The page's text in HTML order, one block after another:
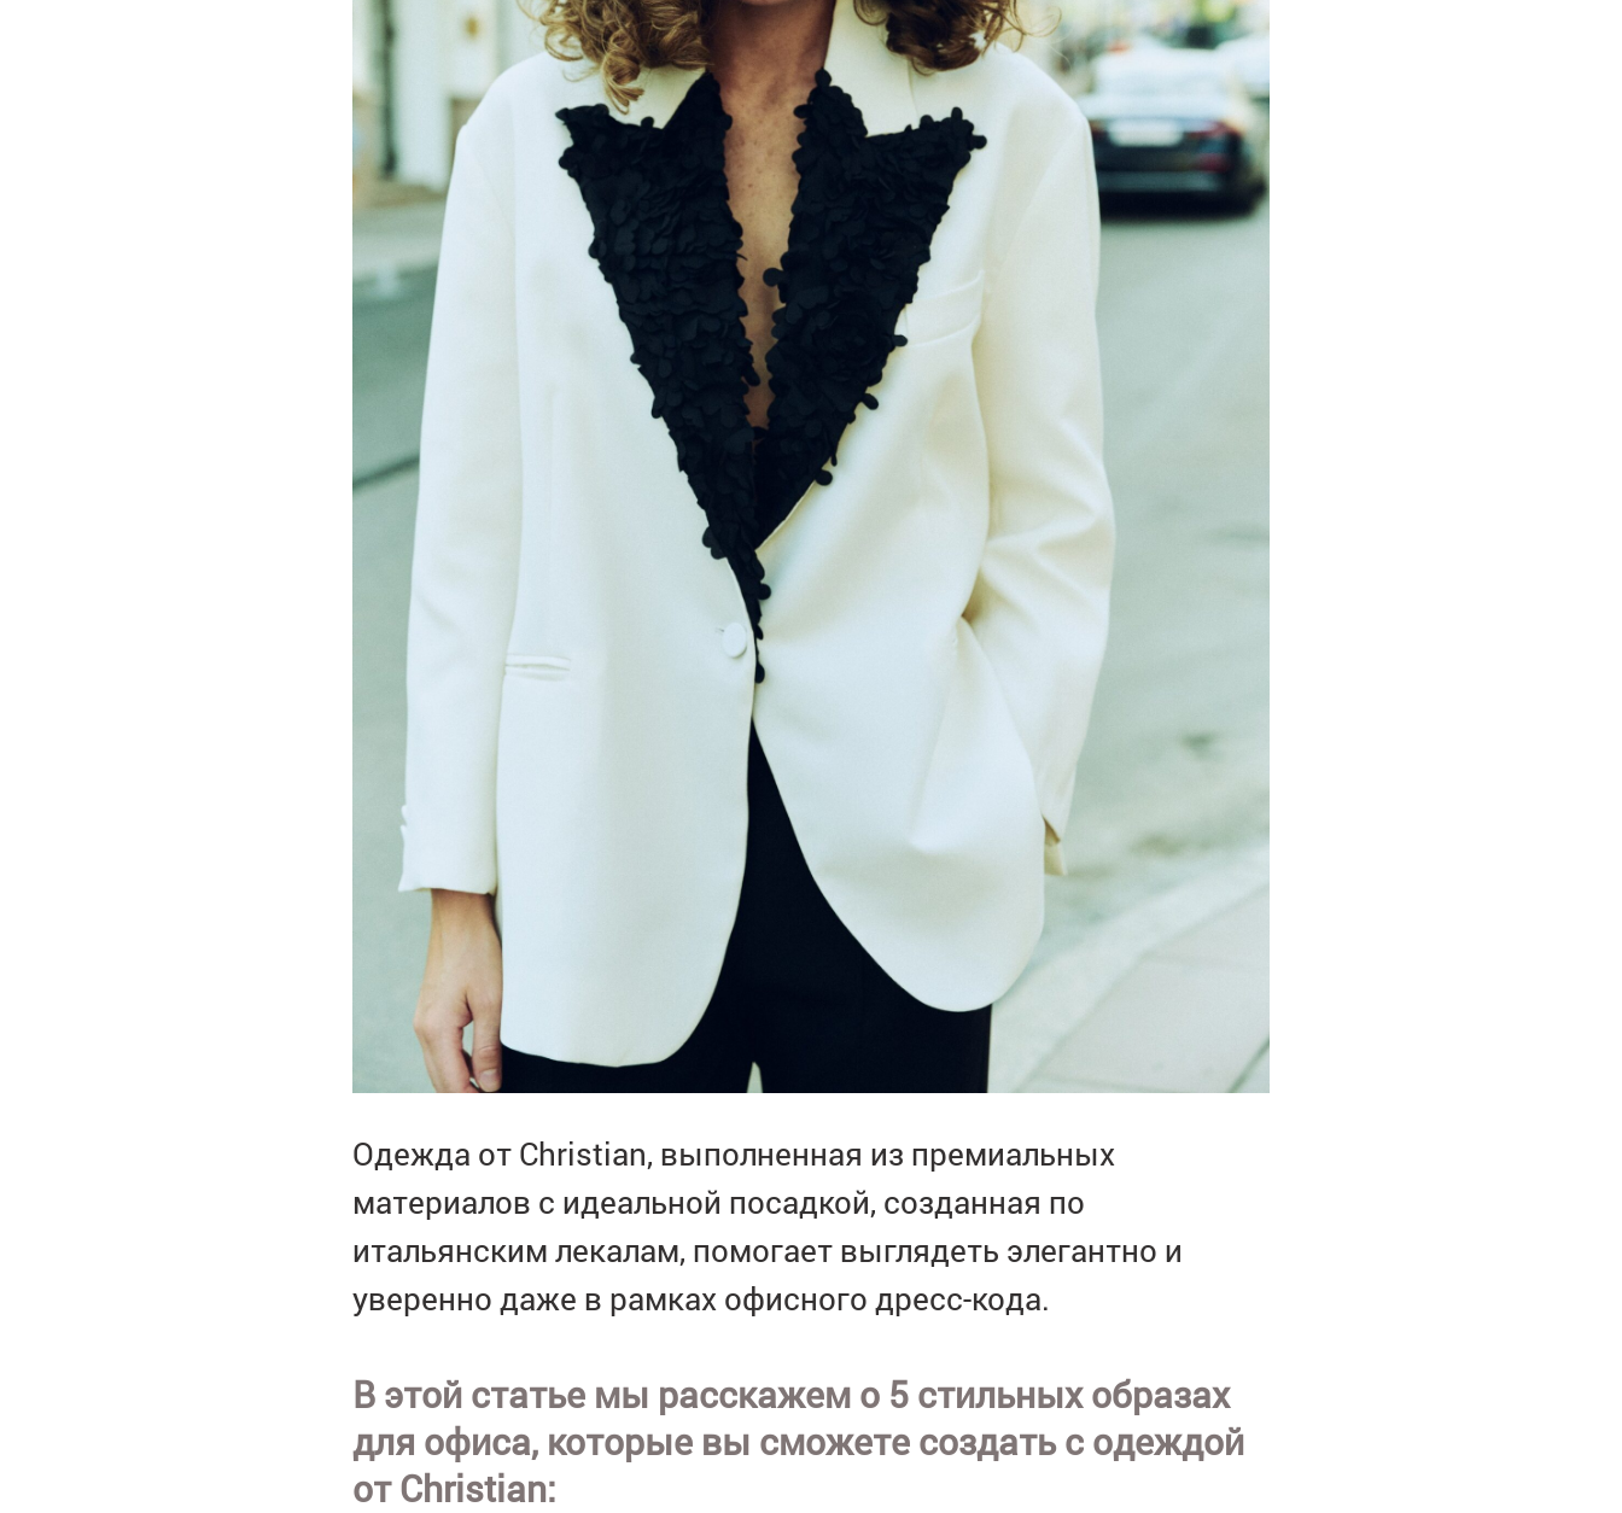
Одежда от Christian, выполненная из премиальных
материалов с идеальной посадкой, созданная по
итальянским лекалам, помогает выглядеть элегантно и
уверенно даже в рамках офисного дресс-кода.
В этой статье мы расскажем о 5 стильных образах
для офиса, которые вы сможете создать с одеждой
от Christian: